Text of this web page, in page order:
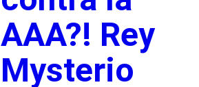
AAA?! Rey
Mysterio